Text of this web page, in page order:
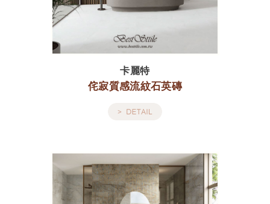
卡麗特
侘寂質感流紋石英磚